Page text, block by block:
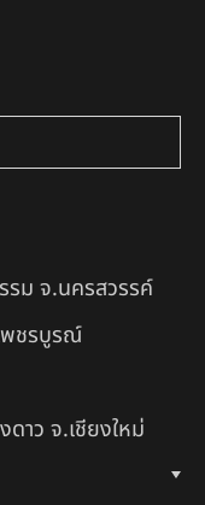
ม จ.นครสวรรค์
พชรบูรณ์
ดาว จ.เชียงใหม่